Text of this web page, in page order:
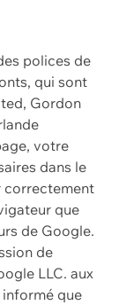
polices de
qui sont
Gordon
votre
dans le
correctement
que
de Google.
de
LLC. aux
que